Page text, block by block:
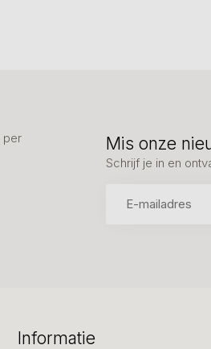
per
Mis onze
Schrijf je in en
Informatie